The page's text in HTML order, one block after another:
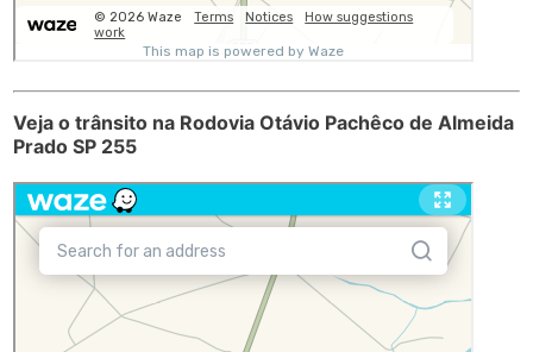
Veja o trânsito na Rodovia Otávio Pachêco de Almeida
Prado SP 255